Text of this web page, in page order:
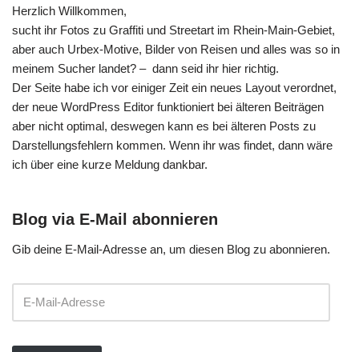
Herzlich Willkommen,
sucht ihr Fotos zu Graffiti und Streetart im Rhein-Main-Gebiet,
aber auch Urbex-Motive, Bilder von Reisen und alles was so in
meinem Sucher landet? – dann seid ihr hier richtig.
Der Seite habe ich vor einiger Zeit ein neues Layout verordnet,
der neue WordPress Editor funktioniert bei älteren Beiträgen
aber nicht optimal, deswegen kann es bei älteren Posts zu
Darstellungsfehlern kommen. Wenn ihr was findet, dann wäre
ich über eine kurze Meldung dankbar.
Blog via E-Mail abonnieren
Gib deine E-Mail-Adresse an, um diesen Blog zu abonnieren.